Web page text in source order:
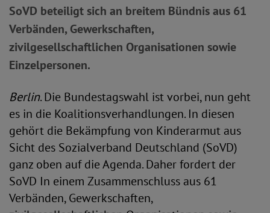
SoVD beteiligt sich an breitem Bündnis aus 61
Verbänden, Gewerkschaften,
zivilgesellschaftlichen Organisationen sowie
Einzelpersonen.
Berlin. Die Bundestagswahl ist vorbei, nun geht
es in die Koalitionsverhandlungen. In diesen
gehört die Bekämpfung von Kinderarmut aus
Sicht des Sozialverband Deutschland (SoVD)
ganz oben auf die Agenda. Daher fordert der
SoVD In einem Zusammenschluss aus 61
Verbänden, Gewerkschaften,